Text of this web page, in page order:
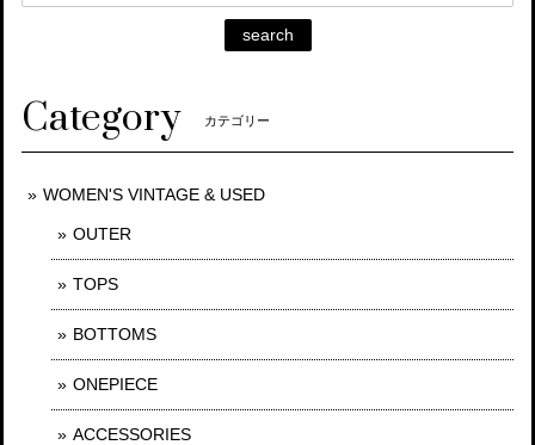
search
Category カテゴリー
WOMEN'S VINTAGE & USED
OUTER
TOPS
BOTTOMS
ONEPIECE
ACCESSORIES